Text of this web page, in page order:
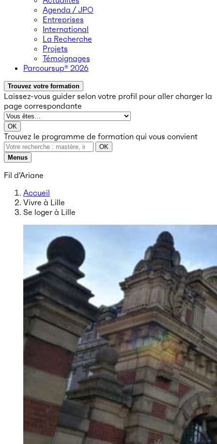
Agenda / JPO
Entreprises
International
La Recherche
Projets
Témoignages
Parcoursup® 2026
Trouvez votre formation
Laissez-vous guider selon votre profil pour aller charger la
page correspondante
OK
Trouvez le programme de formation qui vous convient
OK
Menus
Fil d’Ariane
Accueil
Vivre à Lille
Se loger à Lille